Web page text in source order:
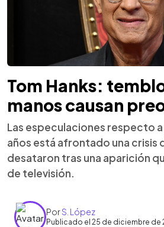
Tom Hanks:
manos causan
Las especulaciones respecto
años está afrontado una crisis
desataron tras una aparición
de televisión.
PorS. López
Publicado el 25 de diciembre de